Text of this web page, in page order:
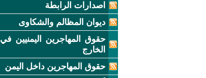
اصدارات الرابطة
ديوان المظالم والشكاوى
حقوق المهاجرين اليمنيين في
الخارج
حقوق المهاجرين داخل اليمن